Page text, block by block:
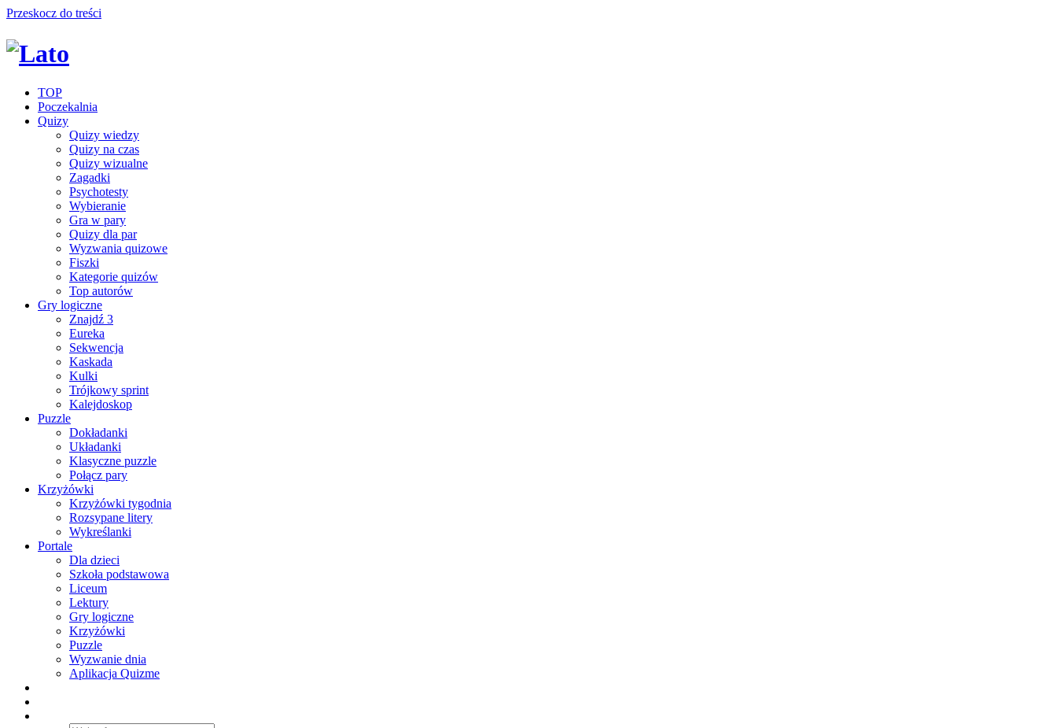
Przeskocz do treści
TOP
Poczekalnia
Quizy
Quizy wiedzy
Quizy na czas
Quizy wizualne
Zagadki
Psychotesty
Wybieranie
Gra w pary
Quizy dla par
Wyzwania quizowe
Fiszki
Kategorie quizów
Top autorów
Gry logiczne
Znajdź 3
Eureka
Sekwencja
Kaskada
Kulki
Trójkowy sprint
Kalejdoskop
Puzzle
Dokładanki
Układanki
Klasyczne puzzle
Połącz pary
Krzyżówki
Krzyżówki tygodnia
Rozsypane litery
Wykreślanki
Portale
Dla dzieci
Szkoła podstawowa
Liceum
Lektury
Gry logiczne
Krzyżówki
Puzzle
Wyzwanie dnia
Aplikacja Quizme